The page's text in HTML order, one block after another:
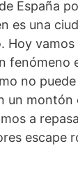
España
es una
Hoy vamos
fenómeno
no
un montón
a
escape